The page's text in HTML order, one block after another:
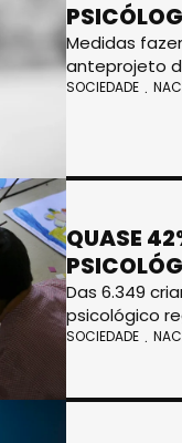
Medidas
anteprojeto
SOCIEDADE
QUASE
Das 6.349
psicológico
SOCIEDADE